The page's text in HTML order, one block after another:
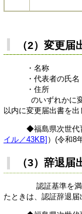
（2）変更届
・名称
・代表者の氏名
・住所
のいずれかに変更
以内に変更届出書を出
◆福島県次世代育
イル／43KB] ）(令和8
（3）辞退届
認証基準を満たさ
たときは、認証辞退届